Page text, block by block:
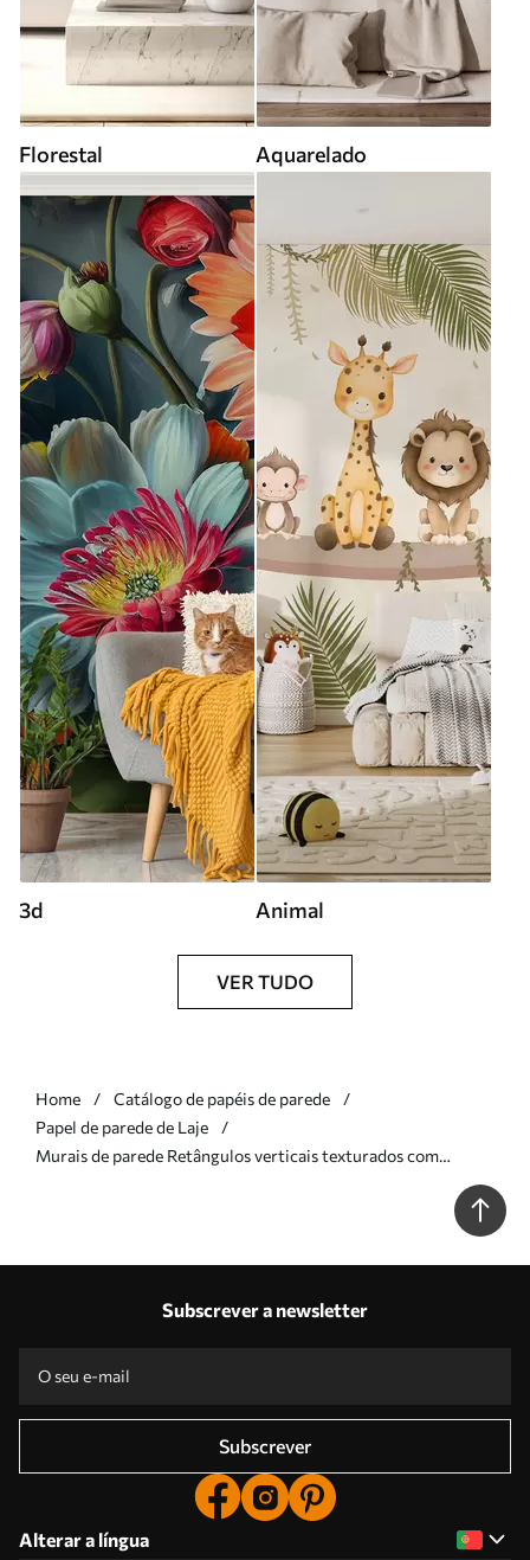
Florestal Aquarelado
3d Animal
VER TUDO
Home
Catálogo de papéis de parede
Papel de parede de Laje
Murais de parede Retângulos verticais texturados com
Subscrever a newsletter
Subscrever
Alterar a língua